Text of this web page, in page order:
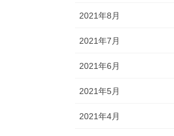
2021年8月
2021年7月
2021年6月
2021年5月
2021年4月